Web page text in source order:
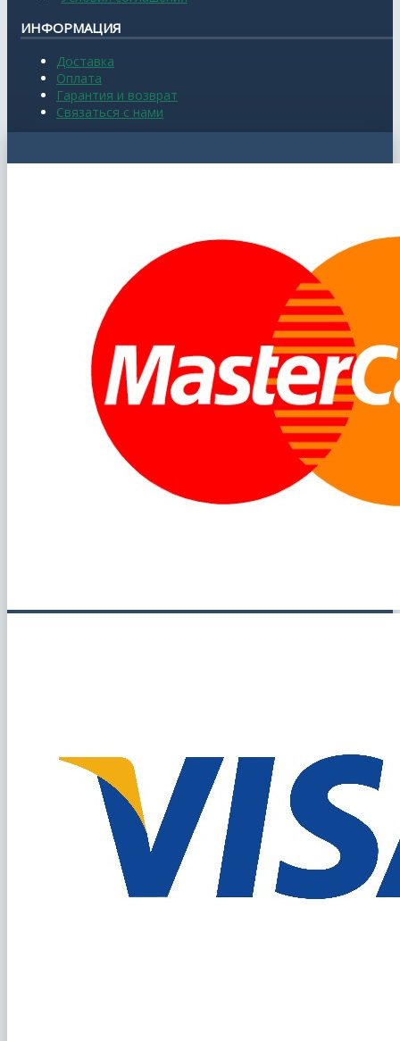
ИНФОРМАЦИЯ
Доставка
Оплата
Гарантия и возврат
Связаться с нами